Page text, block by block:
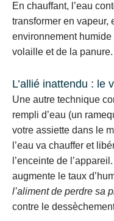
En chauffant, l’eau
transformer en vapeur,
environnement
volaille et de la panure.
L’allié inattendu : le
Une autre technique
rempli d’eau (un
votre assiette dans le
l’eau va chauffer et
l’enceinte de
augmente le taux
l’aliment de perdre sa
contre le